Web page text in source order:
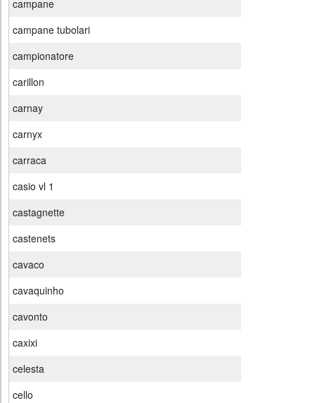
campane
campane tubolari
campionatore
carillon
carnay
carnyx
carraca
casio vl 1
castagnette
castenets
cavaco
cavaquinho
cavonto
caxixi
celesta
cello